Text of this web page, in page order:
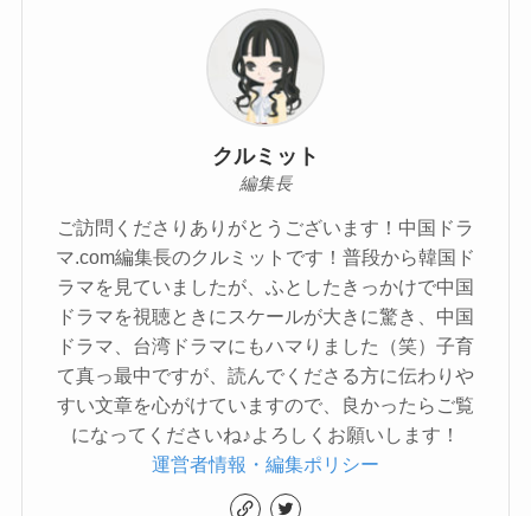
クルミット
編集長
ご訪問くださりありがとうございます！中国ドラ
マ.com編集長のクルミットです！普段から韓国ド
ラマを見ていましたが、ふとしたきっかけで中国
ドラマを視聴ときにスケールが大きに驚き、中国
ドラマ、台湾ドラマにもハマりました（笑）子育
て真っ最中ですが、読んでくださる方に伝わりや
すい文章を心がけていますので、良かったらご覧
になってくださいね♪よろしくお願いします！
運営者情報・編集ポリシー